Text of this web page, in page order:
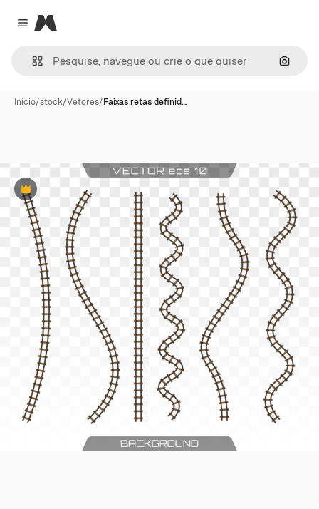
Close menu
Magnific
Início/stock/Vetores/Faixas retas definid…
Premium